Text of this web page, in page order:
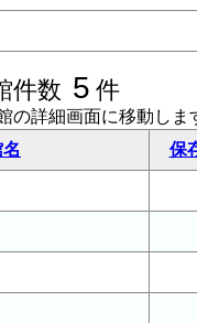
件数 5 件
の詳細画面に移動しま
保